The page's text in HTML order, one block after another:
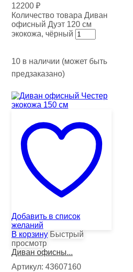
12200 ₽
Количество товара Диван
офисный Дуэт 120 см
экокожа, чёрный
10 в наличии (может быть
предзаказано)
Добавить в список
желаний
В корзину Быстрый
просмотр
Диван офисны...
Артикул: 43607160